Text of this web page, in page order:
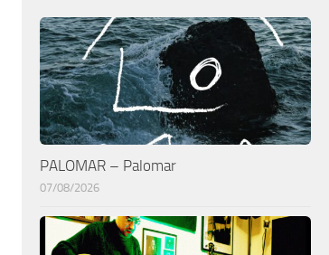
PALOMAR – Palomar
07/08/2026